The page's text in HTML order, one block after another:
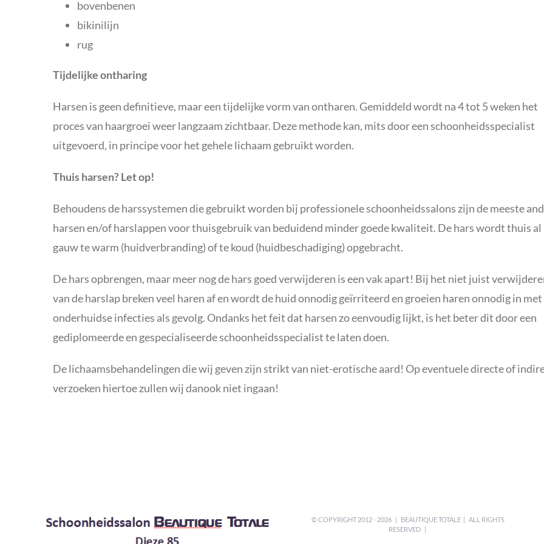
bovenbenen
bikinilijn
rug
Tijdelijke ontharing
Harsen is geen definitieve, maar een tijdelijke vorm van ontharen.Gemiddeld wordt na 4 tot 5 weken het
proces van haargroei weer langzaam zichtbaar. Deze methode kan, mits door een schoonheidsspecialist
uitgevoerd, in principe voor het gehele lichaam gebruikt worden.
Thuis harsen? Let op!
Behoudens de harssystemen die gebruikt worden bij professionele schoonheidssalons zijn de meeste
harsen en/of harslappen voor thuisgebruik van beduidend minder goede kwaliteit. De hars wordt thuis al
gauw te warm (huidverbranding) of te koud (huidbeschadiging) opgebracht.
De hars opbrengen, maar meer nog de hars goed verwijderen is een vak apart! Bij het niet juist
van de harslap breken veel haren af en wordt de huid onnodig geïrriteerd en groeien haren onnodig in met
onderhuidse infecties als gevolg. Ondanks het feit dat harsen zo eenvoudig lijkt, is het beter dit door een
gediplomeerde en gespecialiseerde schoonheidsspecialist te laten doen.
De lichaamsbehandelingen die wij geven zijn strikt van niet-erotische aard! Op eventuele directe of
verzoeken hiertoe zullen wij danook niet ingaan!
© COPYRIGHT 2012 - 2026 | BEAUTIQUE TOTALE | ALL RIGHTS
RESERVED |